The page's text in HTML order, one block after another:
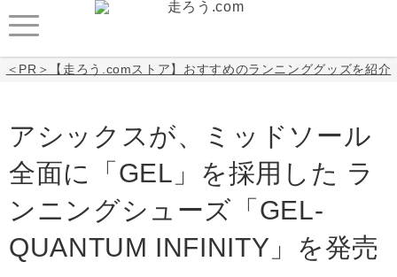
＜PR＞【走ろう.comストア】おすすめのランニンググッズを紹介
アシックスが、ミッドソール
全面に「GEL」を採用した ラ
ンニングシューズ「GEL-
QUANTUM INFINITY」を発売